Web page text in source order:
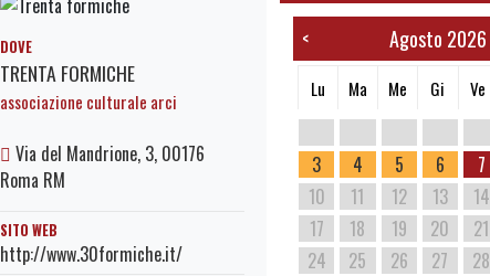
DOVE
TRENTA FORMICHE
associazione culturale arci
Via del Mandrione, 3, 00176
Roma RM
SITO WEB
http://www.30formiche.it/
< Agosto 2026
Lu Ma Me Gi Ve
3
4 5 6 7
10
11 12 13 14
17
18 19 20 21
24
25 26 27 28